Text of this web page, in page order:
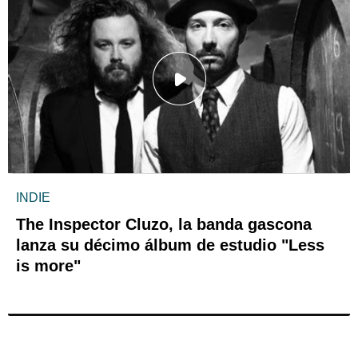
INDIE
The Inspector Cluzo, la banda gascona
lanza su décimo álbum de estudio "Less
is more"